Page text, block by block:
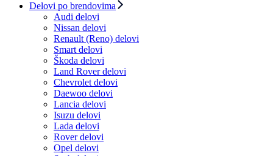
Delovi po brendovima
Audi delovi
Nissan delovi
Renault (Reno) delovi
Smart delovi
Škoda delovi
Land Rover delovi
Chevrolet delovi
Daewoo delovi
Lancia delovi
Isuzu delovi
Lada delovi
Rover delovi
Opel delovi